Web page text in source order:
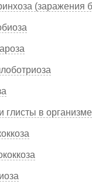
(заражения
глисты в организме